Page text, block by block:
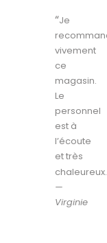
“Je
vivement
ce
magasin.
Le
personnel
est à
l’écoute
et très
chaleureux.
—
Virginie